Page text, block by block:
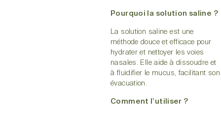
Pourquoi la solution saline ?
La solution saline est une
méthode douce et efficace pour
hydrater et nettoyer les voies
nasales. Elle aide à dissoudre et
à fluidifier le mucus, facilitant son
évacuation.
Comment l’utiliser ?